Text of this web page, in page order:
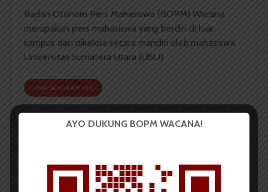
Badan Otonom Pers Mahasiswa (BOPM) Wacana
merupakan pers mahasiswa yang berdiri di luar
kampus dan dikelola secara mandiri oleh mahasiswa
Universitas Sumatera Utara (USU).
LIHAT SEMUA ARTIKEL
AYO DUKUNG BOPM WACANA!